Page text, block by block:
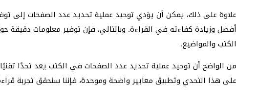
علاوة على ذلك، يمكن أن يؤدي توحيد عملية تحديد عدد الصفحات إلى
أفضل وزيادة كفاءته في القراءة. وبالتالي، فإن توفير معلومات
الكتب والمواضيع.
من الواضح أن توحيد عملية تحديد عدد الصفحات في الكتب يعد تحدًا
على هذا التحدي وتطبيق معايير واضحة وموحدة، فإننا سنحقق تجربة